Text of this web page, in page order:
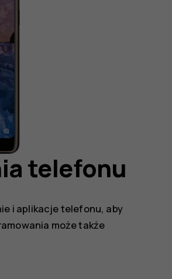
telefonu
i aplikacje telefonu, aby
może także